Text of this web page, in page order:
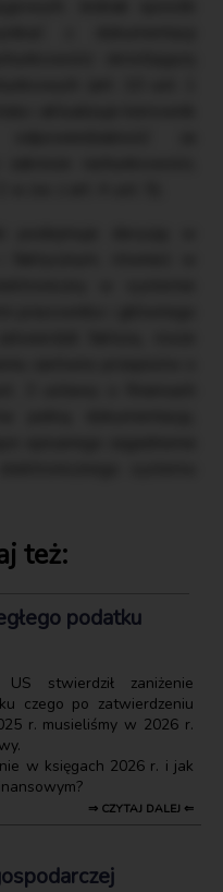
też:
podatku
stwierdził zaniżenie
czego po zatwierdzeniu
r. musieliśmy w 2026 r.
w księgach 2026 r. i jak
⇒ CZYTAJ DALEJ ⇐